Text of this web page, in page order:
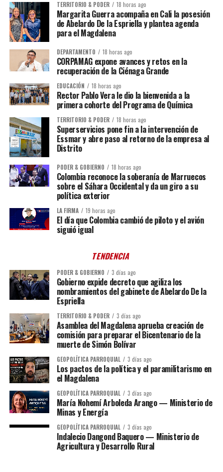
TERRITORIO & PODER 18 horas ago
Margarita Guerra acompaña en Cali la posesión
de Abelardo De la Espriella y plantea agenda
para el Magdalena
DEPARTAMENTO 18 horas ago
CORPAMAG expone avances y retos en la
recuperación de la Ciénaga Grande
EDUCACIÓN 18 horas ago
Rector Pablo Vera le dio la bienvenida a la
primera cohorte del Programa de Química
TERRITORIO & PODER 18 horas ago
Superservicios pone fin a la intervención de
Essmar y abre paso al retorno de la empresa al
Distrito
PODER & GOBIERNO 18 horas ago
Colombia reconoce la soberanía de Marruecos
sobre el Sáhara Occidental y da un giro a su
política exterior
LA FIRMA 19 horas ago
El día que Colombia cambió de piloto y el avión
siguió igual
TENDENCIA
PODER & GOBIERNO 3 días ago
Gobierno expide decreto que agiliza los
nombramientos del gabinete de Abelardo De la
Espriella
TERRITORIO & PODER 3 días ago
Asamblea del Magdalena aprueba creación de
comisión para preparar el Bicentenario de la
muerte de Simón Bolívar
GEOPOLÍTICA PARROQUIAL 3 días ago
Los pactos de la política y el paramilitarismo en
el Magdalena
GEOPOLÍTICA PARROQUIAL 3 días ago
María Nohemí Arboleda Arango — Ministerio de
Minas y Energía
GEOPOLÍTICA PARROQUIAL 3 días ago
Indalecio Dangond Baquero — Ministerio de
Agricultura y Desarrollo Rural